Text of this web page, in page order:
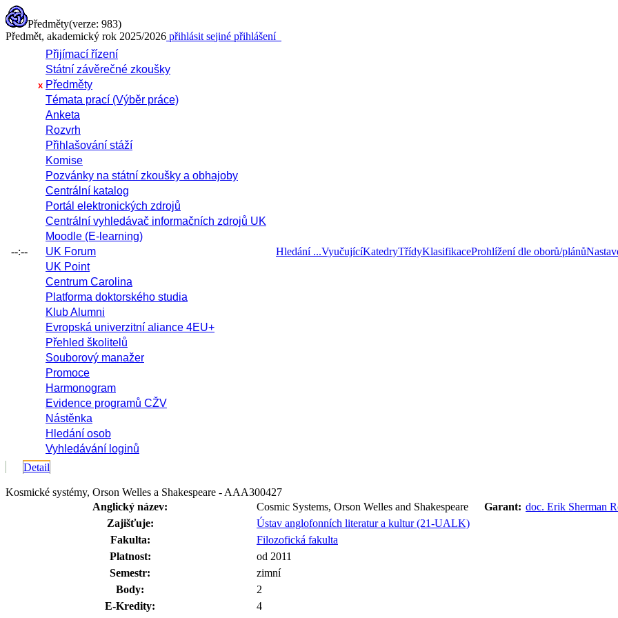
Předměty(verze: 983)
Předmět, akademický rok 2025/2026 přihlásit sejiné přihlášení
--:--
Přijímací řízení
Státní závěrečné zkoušky
x Předměty
Témata prací (Výběr práce)
Anketa
Rozvrh
Přihlašování stáží
Komise
Pozvánky na státní zkoušky a obhajoby
Centrální katalog
Portál elektronických zdrojů
Centrální vyhledávač informačních zdrojů UK
Moodle (E-learning)
UK Forum
UK Point
Centrum Carolina
Platforma doktorského studia
Klub Alumni
Evropská univerzitní aliance 4EU+
Přehled školitelů
Souborový manažer
Promoce
Harmonogram
Evidence programů CŽV
Nástěnka
Hledání osob
Vyhledávání loginů
Hledání ...VyučujícíKatedryTřídyKlasifikaceProhlížení dle oborů/plánů
Detail
Kosmické systémy, Orson Welles a Shakespeare - AAA300427
Anglický název:
Cosmic Systems, Orson Welles and Shakespeare
Zajišťuje:
Ústav anglofonních literatur a kultur (21-UALK)
Fakulta:
Filozofická fakulta
Platnost:
od 2011
Semestr:
zimní
Body:
2
E-Kredity:
4
Garant: doc. Erik Sherman